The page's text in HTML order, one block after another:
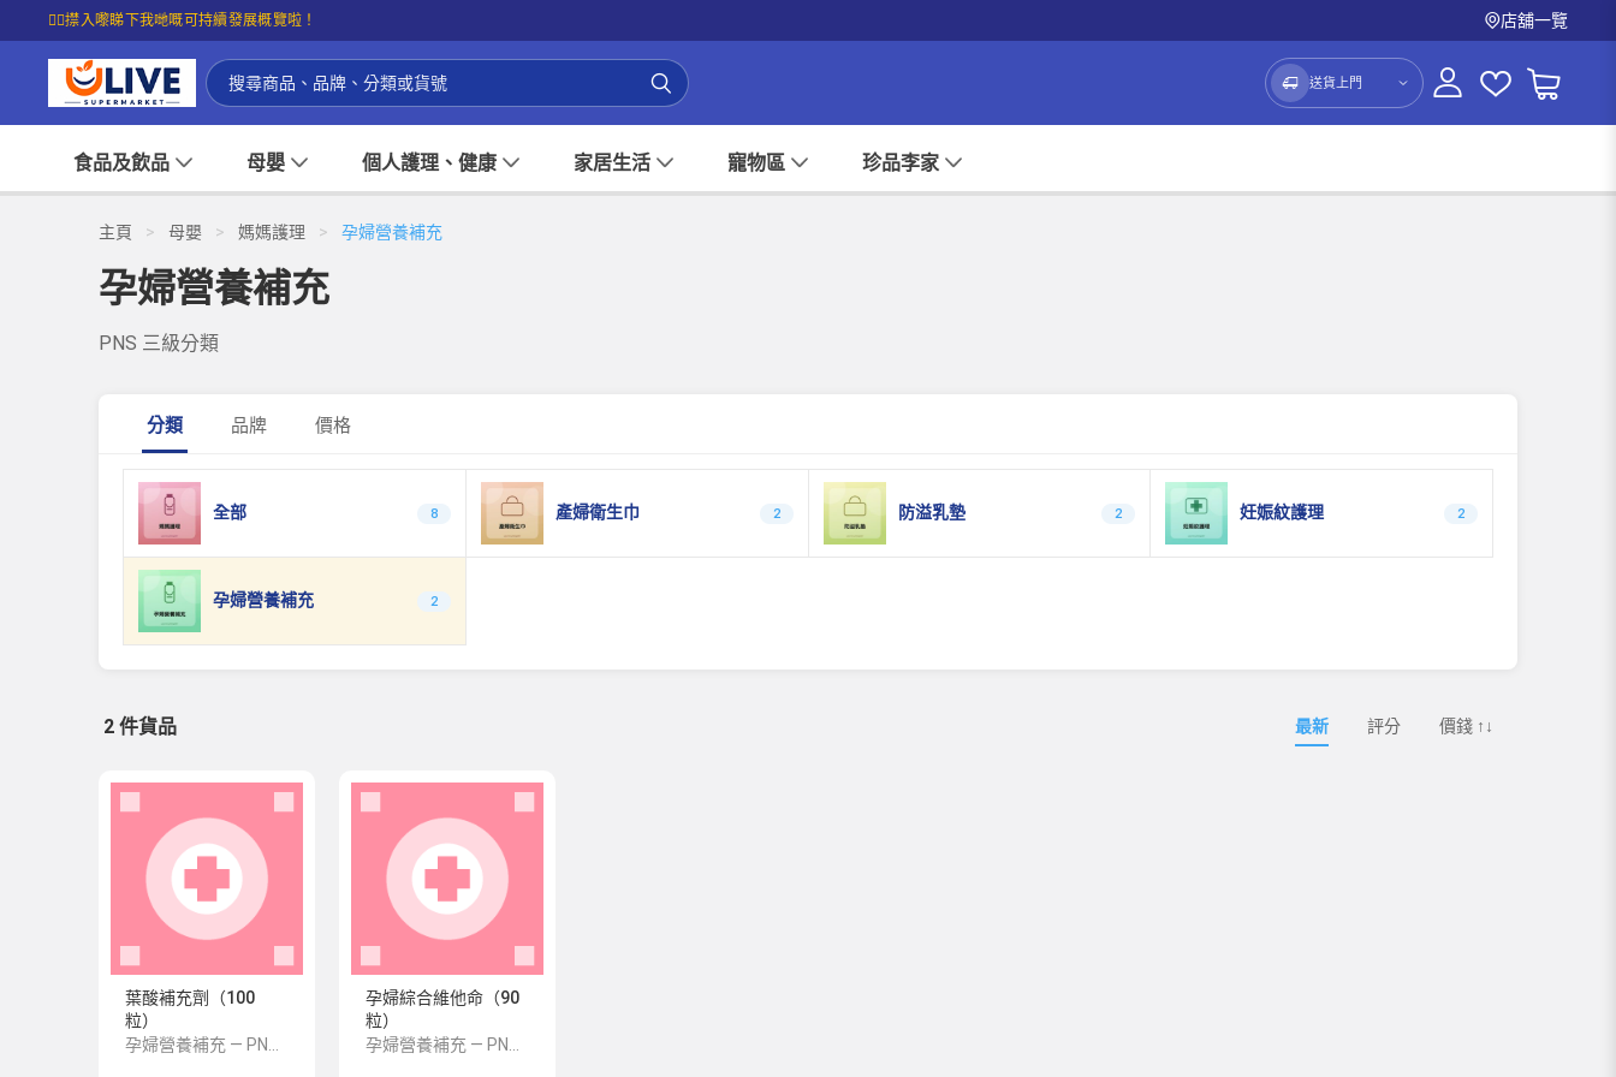
☝🏼㩒入嚟睇下我哋嘅可持續發展概覽啦！ 店舖一覽
送貨上門
食品及飲品 母嬰 個人護理、健康 家居生活 寵物區 珍品李家
主頁 > 母嬰 > 媽媽護理 > 孕婦營養補充
孕婦營養補充
PNS 三級分類
分類 品牌 價格
全部 8 產婦衛生巾 2 防溢乳墊 2 妊娠紋護理 2
孕婦營養補充 2
2 件貨品 最新 評分 價錢 ↑↓
葉酸補充劑（100
粒）
孕婦綜合維他命（90
粒）